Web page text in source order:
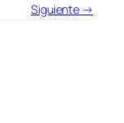
Siguiente →